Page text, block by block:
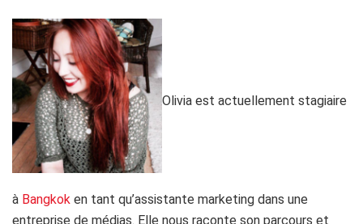
Olivia est actuellement stagiaire
à Bangkok en tant qu’assistante marketing dans une
entreprise de médias. Elle nous raconte son parcours et